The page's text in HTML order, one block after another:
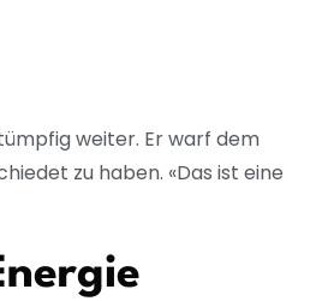
weiter. Er warf dem
zu haben. «Das ist eine